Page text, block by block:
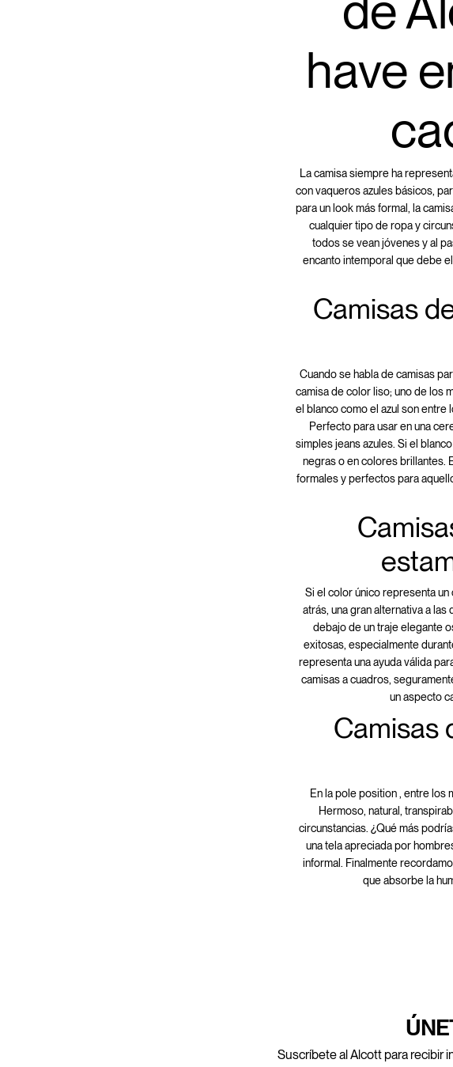
have
La camisa siempre ha
con vaqueros azules básicos,
para un look más formal, la
cualquier tipo de ropa y
todos se vean jóvenes y al
encanto intemporal que debe
Camisas
Cuando se habla de camisas
camisa de color liso; uno de los
el blanco como el azul son entre
Perfecto para usar en una
simples jeans azules. Si el
negras o en colores brillantes.
formales y perfectos para
Si el color único representa
atrás, una gran alternativa a
debajo de un traje elegante
exitosas, especialmente
representa una ayuda válida
camisas a cuadros,
un aspecto
Camisas
En lapole position , entre los
Hermoso, natural,
circunstancias. ¿Qué más
una tela apreciada por
informal. Finalmente
que absorbe la
Suscríbete al Alcott para recibir